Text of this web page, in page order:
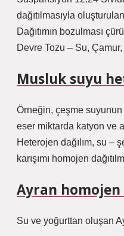
dağıtılmasıyla
Dağıtımın bozulması
Devre Tozu – Su,
Musluk suyu
Örneğin, çeşme
eser miktarda katyon ve
Heterojen dağılım, su –
karışımı homojen
Ayran homojen
Su ve yoğurttan oluşan